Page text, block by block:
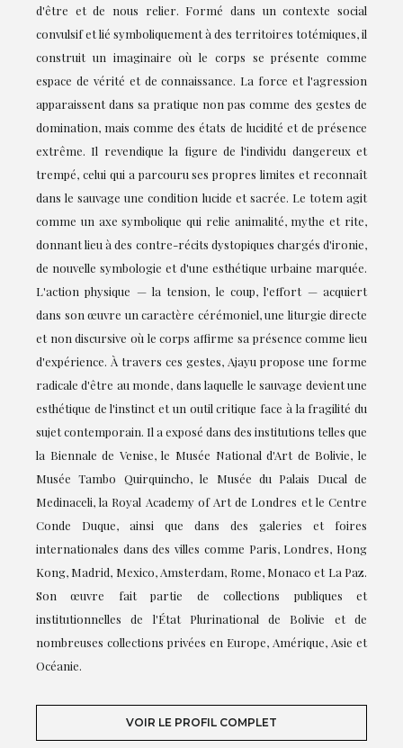
d'être et de nous relier. Formé dans un contexte social
convulsif et lié symboliquement à des territoires totémiques, il
construit un imaginaire où le corps se présente comme
espace de vérité et de connaissance. La force et l'agression
apparaissent dans sa pratique non pas comme des gestes de
domination, mais comme des états de lucidité et de présence
extrême. Il revendique la figure de l'individu dangereux et
trempé, celui qui a parcouru ses propres limites et reconnaît
dans le sauvage une condition lucide et sacrée. Le totem agit
comme un axe symbolique qui relie animalité, mythe et rite,
donnant lieu à des contre-récits dystopiques chargés d'ironie,
de nouvelle symbologie et d'une esthétique urbaine marquée.
L'action physique — la tension, le coup, l'effort — acquiert
dans son œuvre un caractère cérémoniel, une liturgie directe
et non discursive où le corps affirme sa présence comme lieu
d'expérience. À travers ces gestes, Ajayu propose une forme
radicale d'être au monde, dans laquelle le sauvage devient une
esthétique de l'instinct et un outil critique face à la fragilité du
sujet contemporain. Il a exposé dans des institutions telles que
la Biennale de Venise, le Musée National d'Art de Bolivie, le
Musée Tambo Quirquincho, le Musée du Palais Ducal de
Medinaceli, la Royal Academy of Art de Londres et le Centre
Conde Duque, ainsi que dans des galeries et foires
internationales dans des villes comme Paris, Londres, Hong
Kong, Madrid, Mexico, Amsterdam, Rome, Monaco et La Paz.
Son œuvre fait partie de collections publiques et
institutionnelles de l'État Plurinational de Bolivie et de
nombreuses collections privées en Europe, Amérique, Asie et
Océanie.
VOIR LE PROFIL COMPLET